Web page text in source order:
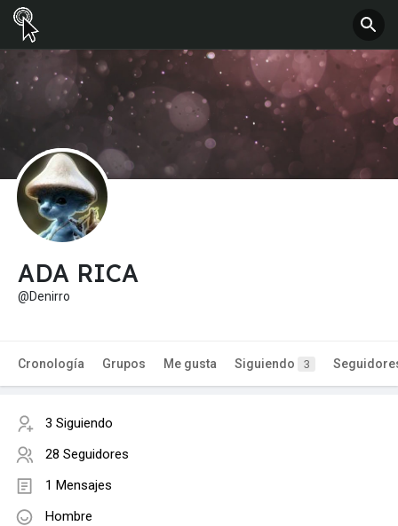
ADA RICA
@Denirro
Cronología Grupos Me gusta Siguiendo 3
3 Siguiendo
28 Seguidores
1 Mensajes
Hombre